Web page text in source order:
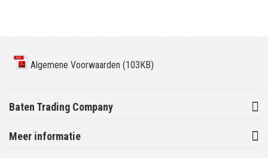
Algemene Voorwaarden (103KB)
Baten Trading Company
Meer informatie